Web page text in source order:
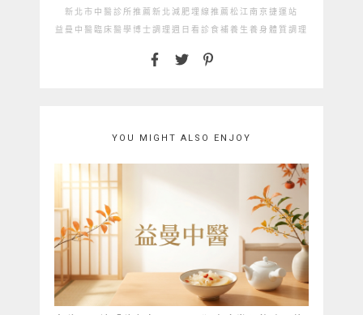
新北市中醫診所推薦 新北減肥埋線推薦 松江南京捷運站
益曼中醫 臨床醫學博士調理 週日看診 食補 養生 養身 體質調理
YOU MIGHT ALSO ENJOY